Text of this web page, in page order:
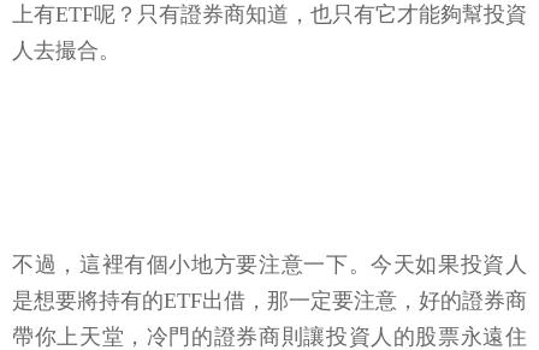
上有ETF呢？只有證券商知道，也只有它才能夠幫投資
人去撮合。
不過，這裡有個小地方要注意一下。今天如果投資人
是想要將持有的ETF出借，那一定要注意，好的證券商
帶你上天堂，冷門的證券商則讓投資人的股票永遠住